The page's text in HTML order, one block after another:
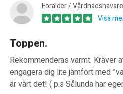
Förälder / Vårdnadshavare
Visa
Toppen.
Rekommenderas varmt. Kräver
engagera dig lite jämfört med
är värt det! ( p.s Sålunda har